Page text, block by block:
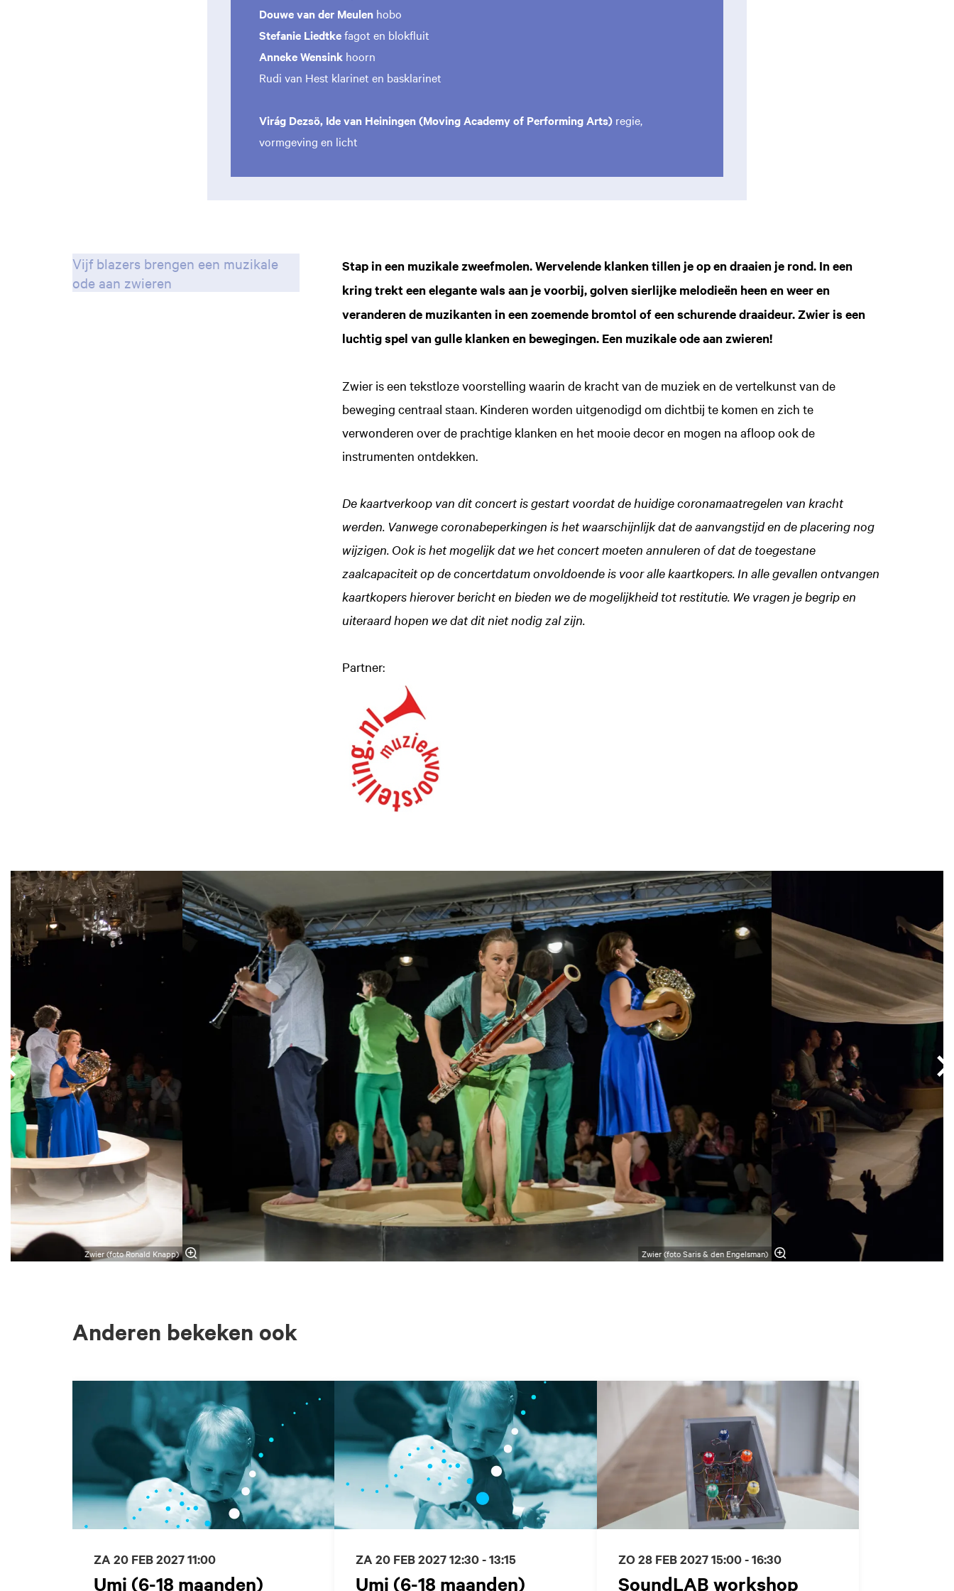
Douwe van der Meulen hobo
Stefanie Liedtkefagot en blokfluit
Anneke Wensink hoorn
Rudi van Hest klarinet en basklarinet
Virág Dezsö, Ide van Heiningen (Moving Academy of Performing Arts) regie,
vormgeving en licht
Stap in een muzikale zweefmolen. Wervelende klanken tillen je op en draaien je rond. In een
kring trekt een elegante wals aan je voorbij, golven sierlijke melodieën heen en weer en
veranderen de muzikanten in een zoemende bromtol of een schurende draaideur. Zwier is een
luchtig spel van gulle klanken en bewegingen. Een muzikale ode aan zwieren!
Zwier is een tekstloze voorstelling waarin de kracht van de muziek en de vertelkunst van de
beweging centraal staan. Kinderen worden uitgenodigd om dichtbij te komen en zich te
verwonderen over de prachtige klanken en het mooie decor en mogen na afloop ook de
instrumenten ontdekken.
De kaartverkoop van dit concert is gestart voordat de huidige coronamaatregelen van kracht
werden. Vanwege coronabeperkingen is het waarschijnlijk dat de aanvangstijd en de placering nog
wijzigen. Ook is het mogelijk dat we het concert moeten annuleren of dat de toegestane
zaalcapaciteit op de concertdatum onvoldoende is voor alle kaartkopers. In alle gevallen ontvangen
kaartkopers hierover bericht en bieden we de mogelijkheid tot restitutie. We vragen je begrip en
uiteraard hopen we dat dit niet nodig zal zijn.
Partner:
Vijf blazers brengen een muzikale
ode aan zwieren
Overslaan
Zwier (foto Ronald Knapp) Zwier (foto Saris & den Engelsman)
Anderen bekeken ook
Umi (6-18 maanden)
ZA 20 FEB 202711:00
Umi (6-18 maanden)
ZA 20 FEB 202712:30 - 13:15
SoundLAB workshop
ZO 28 FEB 202715:00 - 16:30